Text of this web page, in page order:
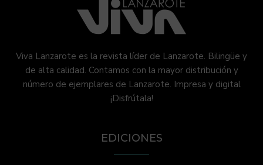
Viva Lanzarote es la revista líder de Lanzarote. Bilingüe y
de alta calidad. Contamos con la mayor distribución y
número de ejemplares de Lanzarote. Impresa y digital
¡Disfrútala!
EDICIONES